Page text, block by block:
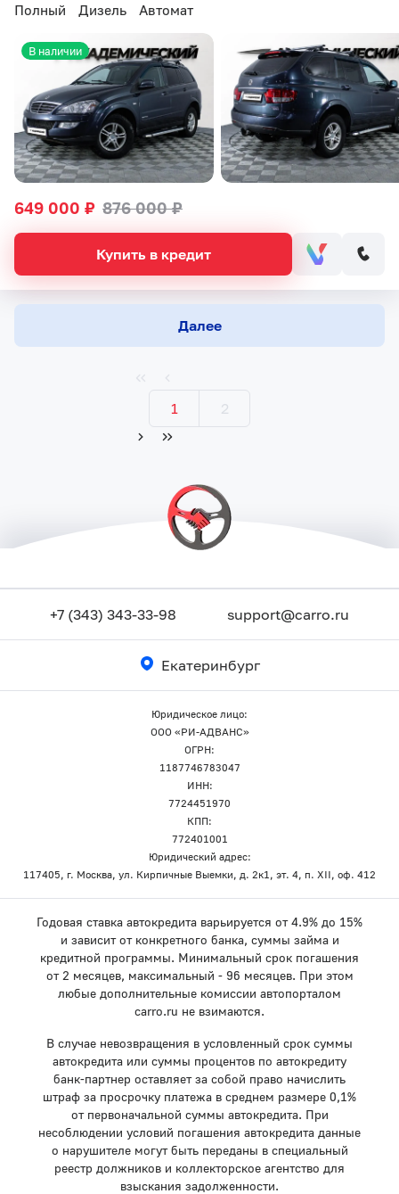
Полный
Дизель Автомат
649 000 ₽ 876 000 ₽
В наличии
Купить в кредит
Далее
1 2
+7 (343) 343-33-98 support@carro.ru
Екатеринбург
Юридическое лицо:
ООО «РИ-АДВАНС»
ОГРН:
1187746783047
ИНН:
7724451970
КПП:
772401001
Юридический адрес:
117405, г. Москва, ул. Кирпичные Выемки, д. 2к1, эт. 4, п. XII, оф. 412
Годовая ставка автокредита варьируется от 4.9% до 15%
и зависит от конкретного банка, суммы займа и
кредитной программы. Минимальный срок погашения
от 2 месяцев, максимальный - 96 месяцев. При этом
любые дополнительные комиссии автопорталом
carro.ru не взимаются.
В случае невозвращения в условленный срок суммы
автокредита или суммы процентов по автокредиту
банк-партнер оставляет за собой право начислить
штраф за просрочку платежа в среднем размере 0,1%
от первоначальной суммы автокредита. При
несоблюдении условий погашения автокредита данные
о нарушителе могут быть переданы в специальный
реестр должников и коллекторское агентство для
взыскания задолженности.